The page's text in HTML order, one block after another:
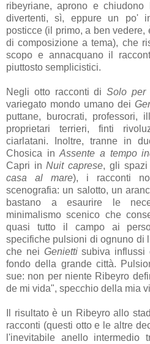
ribeyriane, aprono e
divertenti, sì, eppure un po'
posticce (il primo, a ben
di composizione a tema), che
scopo e annacquano il
piuttosto semplicistici.
Negli otto racconti diSolo per
variegato mondo umano dei
puttane, burocrati, professori,
proprietari terrieri, finti
ciarlatani. Inoltre, tranne in
Chosica inAssente a tempo
Capri inNuit caprese, gli
casa al mare), i racconti
scenografia: un salotto, un
bastano a esaurire le
minimalismo scenico che
quasi tutto il campo ai
specifiche pulsioni di ognuno di
che nei Geniettisubiva influssi
fondo della grande città.
sue: non per niente Ribeyro
de mi vida", specchio della mia
Il risultato è un Ribeyro allo
racconti (questi otto e le altre
l'inevitabile anello intermedio